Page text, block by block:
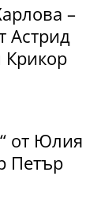
–
Астрид
Крикор
от Юлия
Петър